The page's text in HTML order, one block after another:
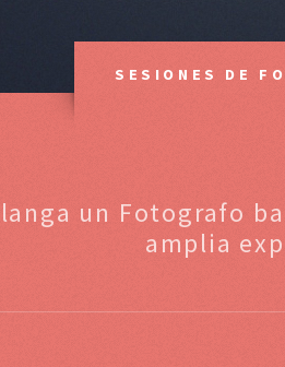
SESIONES DE
un Fotografo
amplia